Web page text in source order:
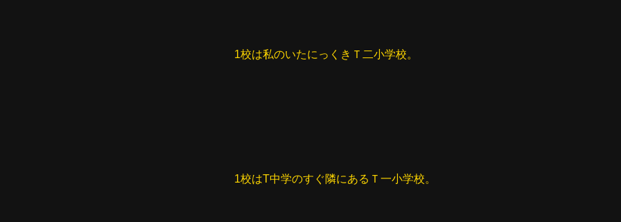
1校は私のいたにっくきＴ二小学校。
1校はT中学のすぐ隣にあるＴ一小学校。